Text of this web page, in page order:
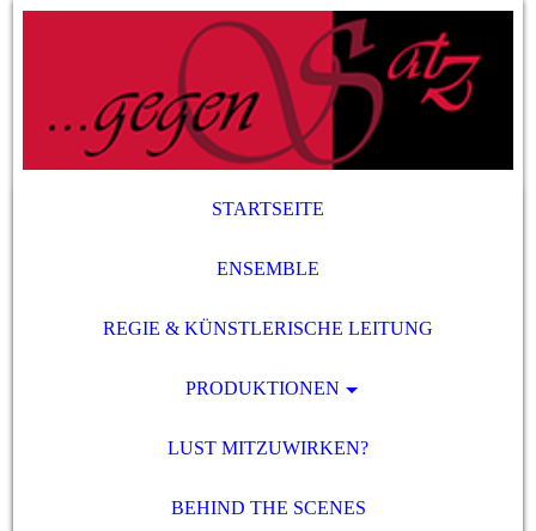
STARTSEITE
ENSEMBLE
REGIE & KÜNSTLERISCHE LEITUNG
PRODUKTIONEN
LUST MITZUWIRKEN?
BEHIND THE SCENES